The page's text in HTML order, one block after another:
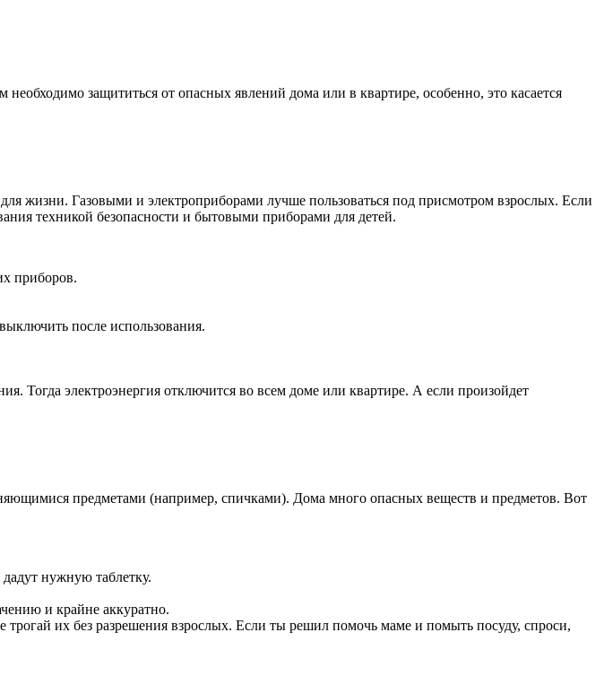
защититься от опасных явлений дома или в квартире, особенно, это касается
жизни. Газовыми и электроприборами лучше пользоваться под присмотром взрослых. Если
техникой безопасности и бытовыми приборами для детей.
приборов.
после использования.
Тогда электроэнергия отключится во всем доме или квартире. А если произойдет
предметами (например, спичками). Дома много опасных веществ и предметов. Вот
нужную таблетку.
и крайне аккуратно.
их без разрешения взрослых. Если ты решил помочь маме и помыть посуду, спроси,